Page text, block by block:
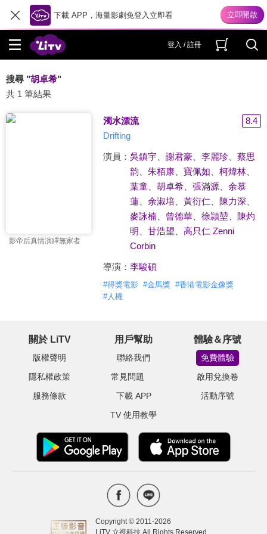
下載 APP，海量影劇免登入立即看
登入 / 註冊
搜尋 "胡卓希"
共 1 筆結果
影帝后真情演繹無家者
濁水漂流
8.4
Drifting
演員： 吳鎮宇、 謝君豪 李麗珍、 蔡思
韵、 朱栢康、 寶佩如 柯煒林、
葉童、 胡卓希、 張滿源、 余慕
蓮、 余淑培、 黃衍仁 陳力深
麥詠楠、 曾德華、 徐頴堃、 陳灼
明
甘浩望
高只仁 Zenni
Corbin
導演： 李駿碩
#得獎電影 #金馬獎 #香港電影金像獎
#人權
關於 LiTV
版權聲明
隱私權政策
服務條款
用戶幫助
聯絡我們
常見問題
下載 APP
TV 使用教學
體驗＆序號
免費體驗
啟用兌換卷
活動序號
Copyright © 2011-2026
LiTV 立視科技 All Rights Reserved.